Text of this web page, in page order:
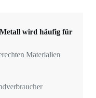
wird häufig für
Materialien